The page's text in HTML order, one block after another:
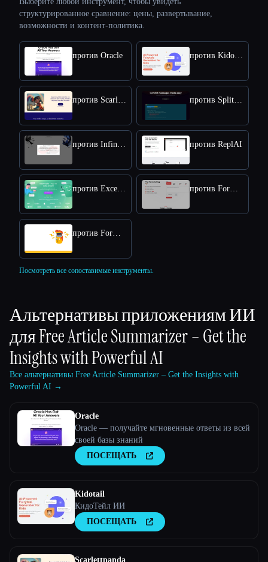
структурированное сравнение: цены, развертывание,
возможности и контент-политика.
против Oracle против Kidotail
против Scarlettpanda против Splitjoin
против Infiniteconversation против ReplAI
против Excelformulabot против Formula Dog
против Formulagod
Посмотреть все сопоставимые инструменты.
Альтернативы приложениям ИИ
дляFree Article Summarizer – Get the
Insights with Powerful AI
Все альтернативы Free Article Summarizer – Get the Insights with
Powerful AI →
Oracle
Oracle — получайте мгновенные ответы из всей
своей базы знаний
ПОСЕЩАТЬ
Kidotail
КидоТейл ИИ
ПОСЕЩАТЬ
Scarlettpanda